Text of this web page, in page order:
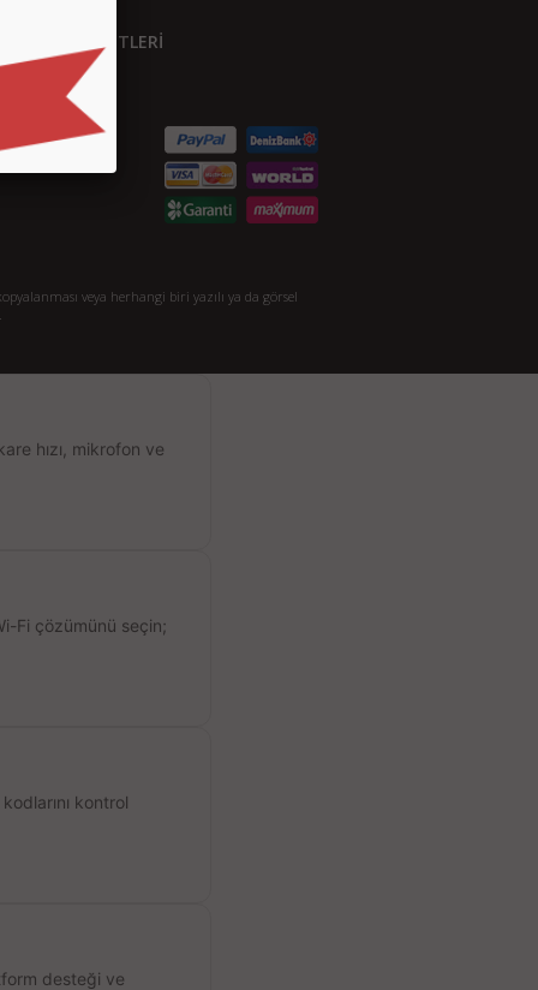
HİZMETLERİ
Arama
veya herhangi biri yazılı ya da görsel
hızı, mikrofon ve
Fi çözümünü seçin;
kontrol
desteği ve